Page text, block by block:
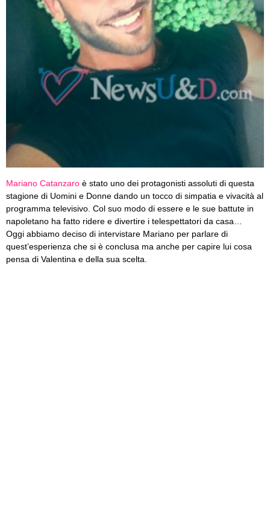
Mariano Catanzaro è stato uno dei protagonisti assoluti di questa
stagione di Uomini e Donne dando un tocco di simpatia e vivacità al
programma televisivo. Col suo modo di essere e le sue battute in
napoletano ha fatto ridere e divertire i telespettatori da casa…
Oggi abbiamo deciso di intervistare Mariano per parlare di
quest’esperienza che si è conclusa ma anche per capire lui cosa
pensa di Valentina e della sua scelta.